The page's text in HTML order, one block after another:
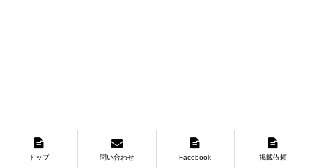
トップ 問い合わせ Facebook 掲載依頼